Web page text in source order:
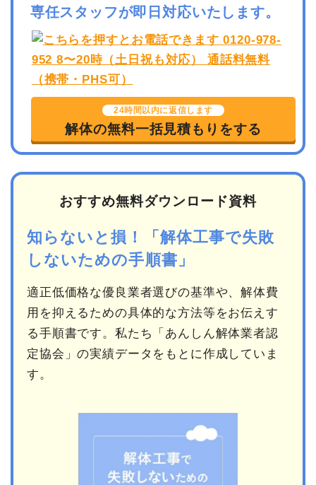
専任スタッフが即日対応いたします。
24時間以内に返信します
解体の無料一括見積もりをする
おすすめ無料ダウンロード資料
知らないと損！「解体工事で失敗
しないための手順書」
適正低価格な優良業者選びの基準や、解体費
用を抑えるための具体的な方法等をお伝えす
る手順書です。私たち「あんしん解体業者認
定協会」の実績データをもとに作成していま
す。